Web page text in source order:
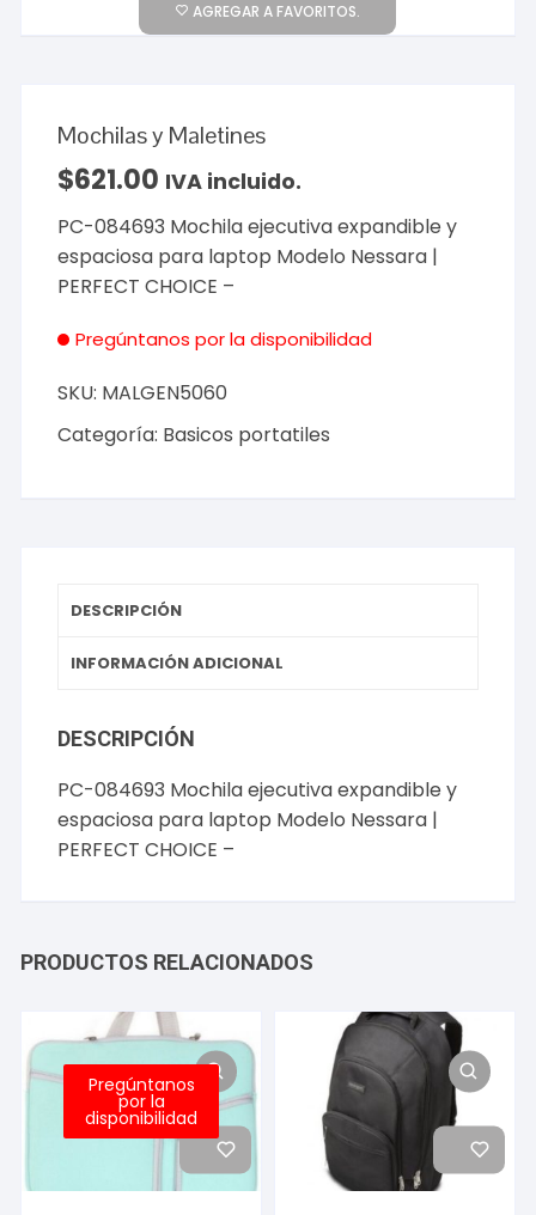
AGREGAR A FAVORITOS.
Mochilas y Maletines
$621.00 IVA incluido.
PC-084693 Mochila ejecutiva expandible y
espaciosa para laptop Modelo Nessara |
PERFECT CHOICE –
Pregúntanos por la disponibilidad
SKU: MALGEN5060
Categoría: Basicos portatiles
DESCRIPCIÓN
INFORMACIÓN ADICIONAL
DESCRIPCIÓN
PC-084693 Mochila ejecutiva expandible y
espaciosa para laptop Modelo Nessara |
PERFECT CHOICE –
PRODUCTOS RELACIONADOS
Pregúntanos
por la
disponibilidad